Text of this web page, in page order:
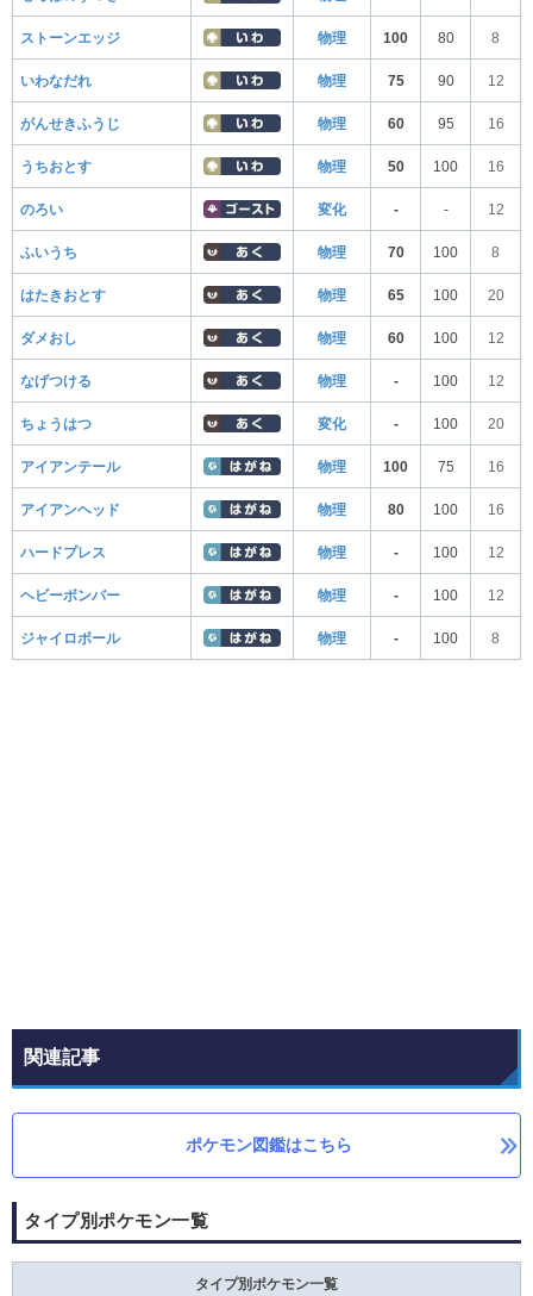
ストーンエッジ 物理 100 80 8
いわなだれ 物理 75 90 12
がんせきふうじ 物理 60 95 16
うちおとす 物理 50 100 16
のろい 変化 - - 12
ふいうち 物理 70 100 8
はたきおとす 物理 65 100 20
ダメおし 物理 60 100 12
なげつける 物理 - 100 12
ちょうはつ 変化 - 100 20
アイアンテール 物理 100 75 16
アイアンヘッド 物理 80 100 16
ハードプレス 物理 - 100 12
ヘビーボンバー 物理 - 100 12
ジャイロボール 物理 - 100 8
関連記事
ポケモン図鑑はこちら
タイプ別ポケモン一覧
タイプ別ポケモン一覧